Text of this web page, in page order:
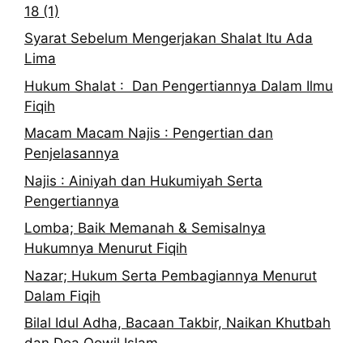
18 (1)
Syarat Sebelum Mengerjakan Shalat Itu Ada
Lima
Hukum Shalat : Dan Pengertiannya Dalam Ilmu
Fiqih
Macam Macam Najis : Pengertian dan
Penjelasannya
Najis : Ainiyah dan Hukumiyah Serta
Pengertiannya
Lomba; Baik Memanah & Semisalnya
Hukumnya Menurut Fiqih
Nazar; Hukum Serta Pembagiannya Menurut
Dalam Fiqih
Bilal Idul Adha, Bacaan Takbir, Naikan Khutbah